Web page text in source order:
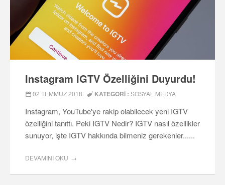
Instagram IGTV Özelliğini Duyurdu!
02 TEMMUZ 2018 KATEGORI : SOSYAL MEDYA
Instagram, YouTube'ye rakip olabilecek yeni IGTV
özelliğini tanıttı. Peki IGTV Nedir? IGTV nasıl özellikler
sunuyor, işte IGTV hakkında bilmeniz gerekenler......
DEVAMINI OKU